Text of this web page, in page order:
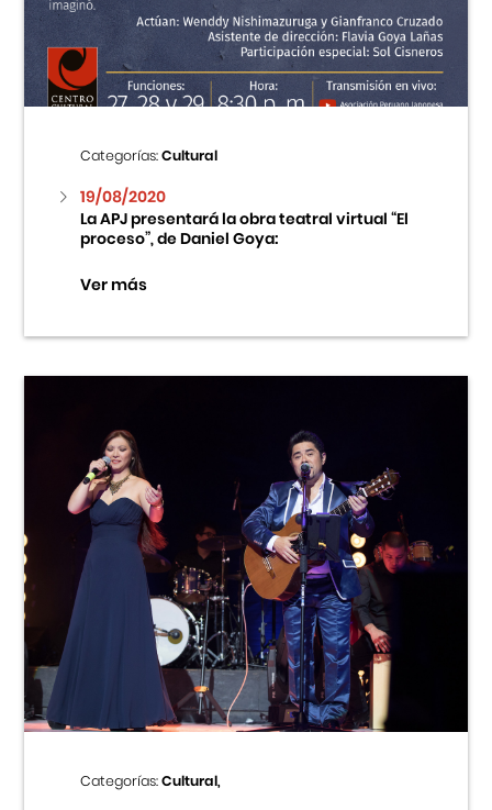
Centro Cultural Peruano Japonés
Cursos
Museo de la Inmigración Japonesa
Fondo Editorial
Teatro Peruano Japonés
Categorías:Cultural
19/08/2020
La APJ presentará la obra teatral virtual “El
proceso”, de Daniel Goya:
Ver más
Categorías:Cultural,